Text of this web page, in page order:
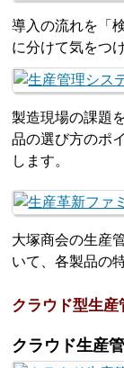
導入の流れを「
に分けて気をつ
製造現場の課題
品の選び方のポ
します。
大塚商会の生産
いて、各製品の
クラウド型生産
クラウド生産